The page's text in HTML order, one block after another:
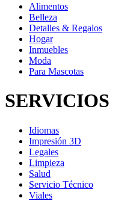
Alimentos
Belleza
Detalles & Regalos
Hogar
Inmuebles
Moda
Para Mascotas
SERVICIOS
Idiomas
Impresión 3D
Legales
Limpieza
Salud
Servicio Técnico
Viales